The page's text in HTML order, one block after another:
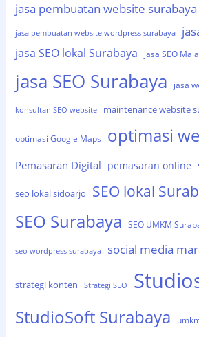
jasa pembuatan website surabaya
jasa pembuatan website wordpress surabaya
jasa SEO lokal Surabaya jasa SEO
jasa SEO Surabaya jasa
konsultan SEO website maintenance website
optimasi Google Maps optimasi
Pemasaran Digital pemasaran online
seo lokal sidoarjo SEO lokal
SEO Surabaya SEO UMKM
seo wordpress surabaya social media
strategi konten Strategi SEO
StudioSoft Surabaya